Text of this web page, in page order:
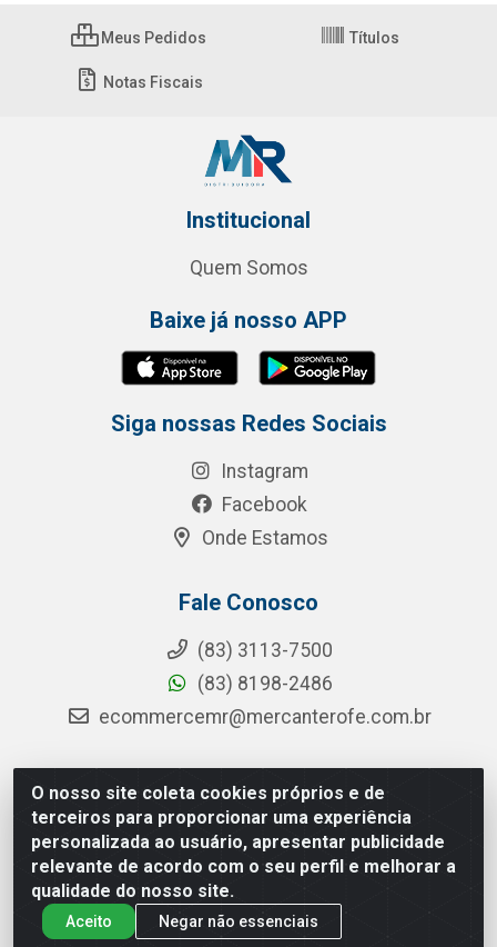
O nosso site coleta cookies próprios e de
terceiros para proporcionar uma experiência
personalizada ao usuário, apresentar publicidade
relevante de acordo com o seu perfil e melhorar a
qualidade do nosso site.
Aceito Negar não essenciais
Meus Pedidos Títulos
Notas Fiscais
Institucional
Quem Somos
Baixe já nosso APP
Siga nossas Redes Sociais
Instagram
Facebook
Onde Estamos
Fale Conosco
(83) 3113-7500
(83) 8198-2486
ecommercemr@mercanterofe.com.br
MR Distribuidora - Rua Hortêncio Ribeiro de Luna, 3777 -
Distrito Industrial, João Pessoa/PB - CEP 58081-400 - CNPJ
35.428.312/0001-85